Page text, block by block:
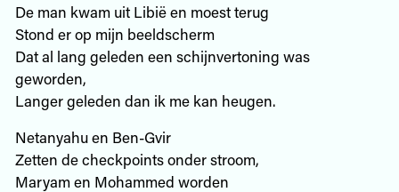
De man kwam uit Libië en moest terug
Stond er op mijn beeldscherm
Dat al lang geleden een schijnvertoning was
geworden,
Langer geleden dan ik me kan heugen.
Netanyahu en Ben-Gvir
Zetten de checkpoints onder stroom,
Maryam en Mohammed worden